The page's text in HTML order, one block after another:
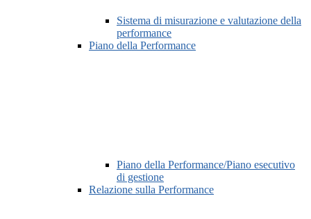
Sistema di misurazione e valutazione della
performance
Piano della Performance
Piano della Performance/Piano esecutivo
di gestione
Relazione sulla Performance